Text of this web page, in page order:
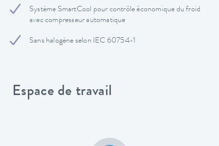
Système SmartCool pour contrôle économique du froid
avec compresseur automatique
Sans halogène selon IEC 60754-1
Espace de travail